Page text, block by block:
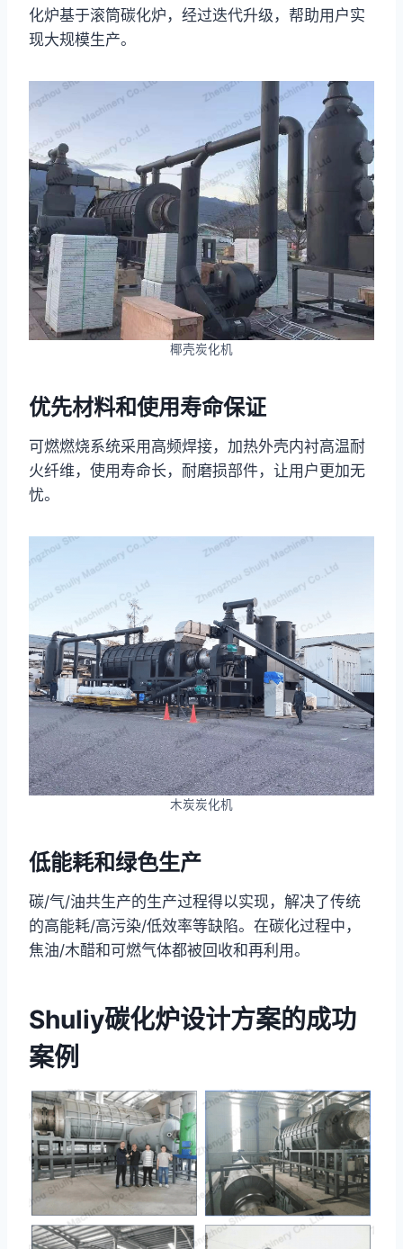
化炉基于滚筒碳化炉，经过迭代升级，帮助用户实
现大规模生产。
椰壳炭化机
优先材料和使用寿命保证
可燃燃烧系统采用高频焊接，加热外壳内衬高温耐
火纤维，使用寿命长，耐磨损部件，让用户更加无
忧。
木炭炭化机
低能耗和绿色生产
碳/气/油共生产的生产过程得以实现，解决了传统
的高能耗/高污染/低效率等缺陷。在碳化过程中，
焦油/木醋和可燃气体都被回收和再利用。
Shuliy碳化炉设计方案的成功
案例